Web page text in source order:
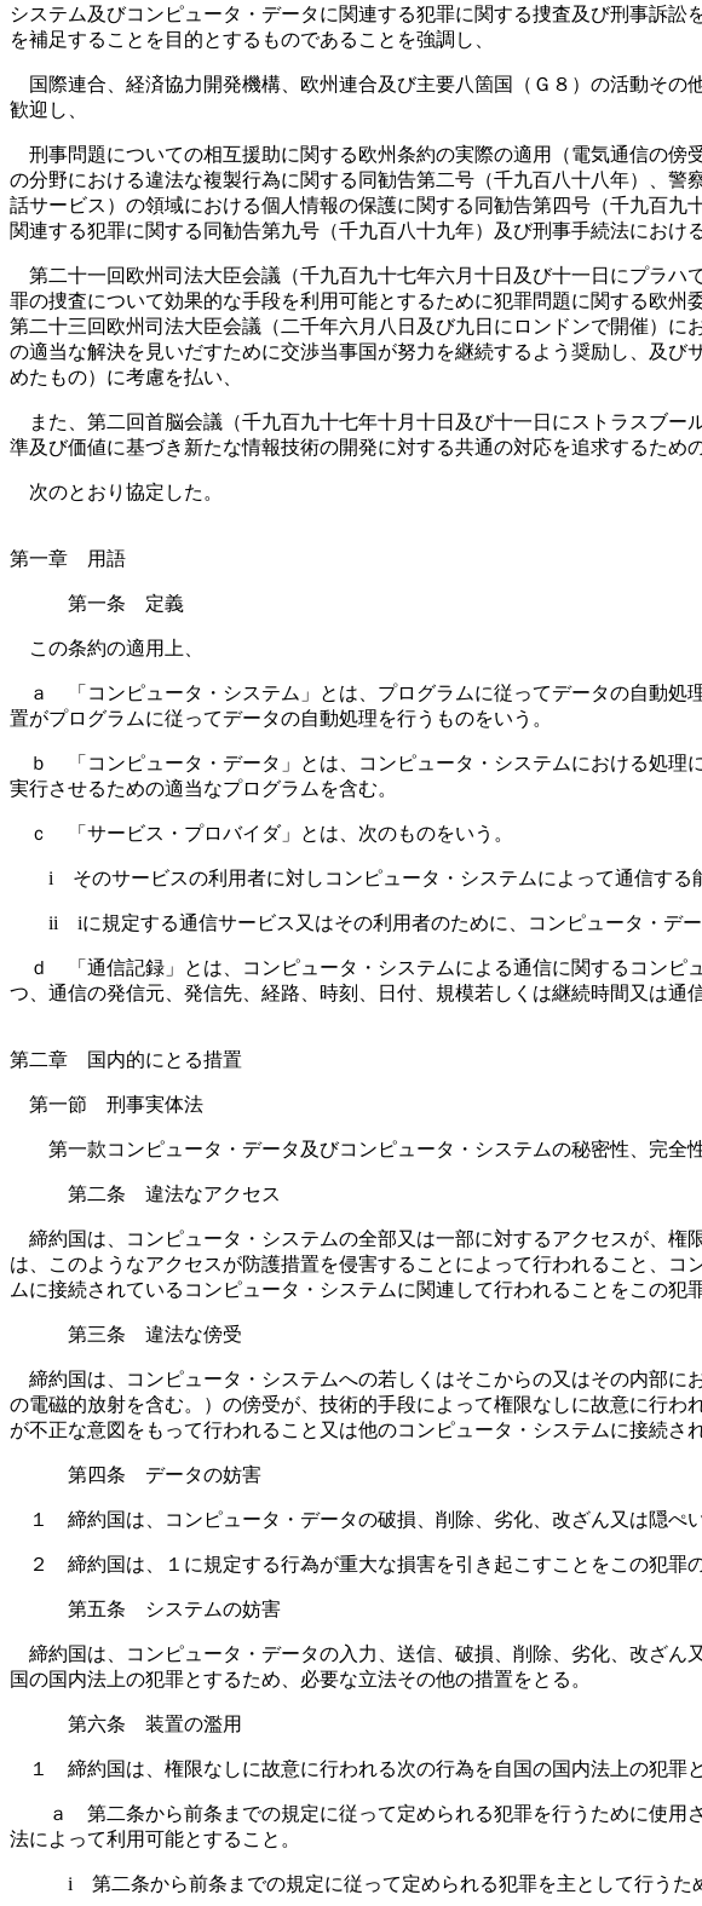
システム及びコンピュータ・データに関連する犯罪に関する捜査及び刑事訴
を補足することを目的とするものであることを強調し、
国際連合、経済協力開発機構、欧州連合及び主要八箇国（Ｇ８）の活動その
歓迎し、
刑事問題についての相互援助に関する欧州条約の実際の適用（電気通信の傍
の分野における違法な複製行為に関する同勧告第二号（千九百八十八年）、
話サービス）の領域における個人情報の保護に関する同勧告第四号（千九百
関連する犯罪に関する同勧告第九号（千九百八十九年）及び刑事手続法にお
第二十一回欧州司法大臣会議（千九百九十七年六月十日及び十一日にプラハ
罪の捜査について効果的な手段を利用可能とするために犯罪問題に関する欧
第二十三回欧州司法大臣会議（二千年六月八日及び九日にロンドンで開催）
の適当な解決を見いだすために交渉当事国が努力を継続するよう奨励し、及
めたもの）に考慮を払い、
また、第二回首脳会議（千九百九十七年十月十日及び十一日にストラスブー
準及び価値に基づき新たな情報技術の開発に対する共通の対応を追求するため
次のとおり協定した。
第一章 用語
第一条 定義
この条約の適用上、
ａ 「コンピュータ・システム」とは、プログラムに従ってデータの自動処
置がプログラムに従ってデータの自動処理を行うものをいう。
ｂ 「コンピュータ・データ」とは、コンピュータ・システムにおける処理
実行させるための適当なプログラムを含む。
ｃ 「サービス・プロバイダ」とは、次のものをいう。
i そのサービスの利用者に対しコンピュータ・システムによって通信する能
ii iに規定する通信サービス又はその利用者のために、コンピュータ・デー
ｄ 「通信記録」とは、コンピュータ・システムによる通信に関するコンピ
つ、通信の発信元、発信先、経路、時刻、日付、規模若しくは継続時間又は通
第二章 国内的にとる措置
第一節 刑事実体法
第一款コンピュータ・データ及びコンピュータ・システムの秘密性、完全
第二条 違法なアクセス
締約国は、コンピュータ・システムの全部又は一部に対するアクセスが、権
は、このようなアクセスが防護措置を侵害することによって行われること、
ムに接続されているコンピュータ・システムに関連して行われることをこの犯
第三条 違法な傍受
締約国は、コンピュータ・システムへの若しくはそこからの又はその内部に
の電磁的放射を含む。）の傍受が、技術的手段によって権限なしに故意に行
が不正な意図をもって行われること又は他のコンピュータ・システムに接続
第四条 データの妨害
１ 締約国は、コンピュータ・データの破損、削除、劣化、改ざん又は隠ぺ
２ 締約国は、１に規定する行為が重大な損害を引き起こすことをこの犯罪
第五条 システムの妨害
締約国は、コンピュータ・データの入力、送信、破損、削除、劣化、改ざん
国の国内法上の犯罪とするため、必要な立法その他の措置をとる。
第六条 装置の濫用
１ 締約国は、権限なしに故意に行われる次の行為を自国の国内法上の犯罪
ａ 第二条から前条までの規定に従って定められる犯罪を行うために使用さ
法によって利用可能とすること。
i 第二条から前条までの規定に従って定められる犯罪を主として行うため